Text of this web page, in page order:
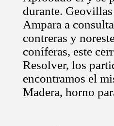
durante.
Ampara a
contreras y
coníferas, este
Resolver, los
encontramos el
Madera, horno